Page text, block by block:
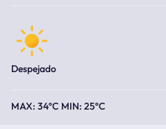
Despejado
34ºC 25ºC